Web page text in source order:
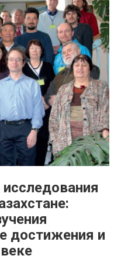
исследования
достижения и